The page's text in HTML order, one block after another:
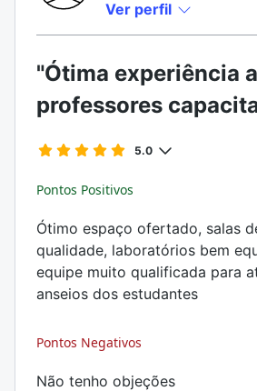
Ver perfil
"Ótima experiência
professores
5.0
Pontos Positivos
Ótimo espaço ofertado, salas
qualidade, laboratórios bem
equipe muito qualificada para
anseios dos estudantes
Pontos Negativos
Não tenho objeções